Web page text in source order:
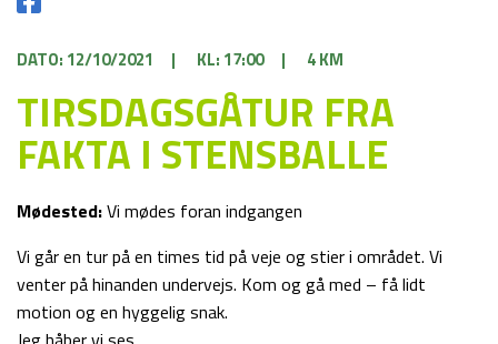
DATO: 12/10/2021 | KL: 17:00 | 4 KM
TIRSDAGSGÅTUR FRA
FAKTA I STENSBALLE
Mødested:Vi mødes foran indgangen
Vi går en tur på en times tid på veje og stier i området. Vi
venter på hinanden undervejs. Kom og gå med – få lidt
motion og en hyggelig snak.